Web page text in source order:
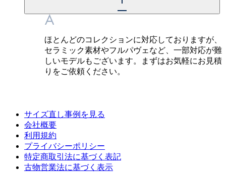
ほとんどのコレクションに対応しておりますが、
セラミック素材やフルパヴェなど、一部対応が難
しいモデルもございます。まずはお気軽にお見積
りをご依頼ください。
サイズ直し事例を見る
会社概要
利用規約
プライバシーポリシー
特定商取引法に基づく表記
古物営業法に基づく表示